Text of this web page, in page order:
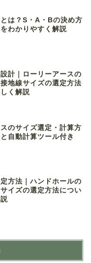
は？S・A・Bの決め方
わかりやすく解説
計｜ローリーアースの
地線サイズの選定方法
く解説
のサイズ選定・計算方
自動計算ツール付き
方法｜ハンドホールの
イズの選定方法につい